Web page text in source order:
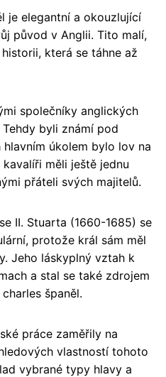
je elegantní a okouzlující
původ v Anglii. Tito malí,
která se táhne až
společníky anglických
byli známí pod
úkolem bylo lov na
měli ještě jednu
přáteli svých majitelů.
II. Stuarta (1660-1685) se
protože král sám měl
Jeho láskyplný vztah k
a stal se také zdrojem
španěl.
práce zaměřily na
vlastností tohoto
vybrané typy hlavy a